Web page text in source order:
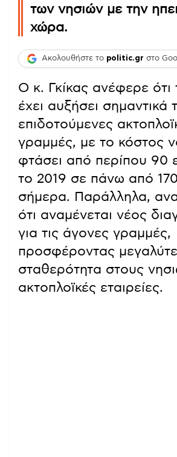
των νησιών με την
χώρα.
Ακολουθήστε το politic.gr στο
Ο κ. Γκίκας ανέφερε ότι
έχει αυξήσει σημαντικά
επιδοτούμενες
γραμμές, με το κόστος
φτάσει από περίπου 90
το 2019 σε πάνω από
σήμερα. Παράλληλα,
ότι αναμένεται νέος
για τις άγονες γραμμές,
προσφέροντας
σταθερότητα στους
ακτοπλοϊκές εταιρείες.